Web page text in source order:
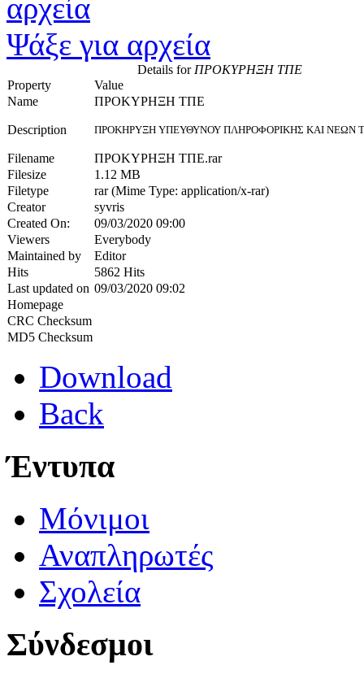
Ψάξε για αρχεία
Details forΠΡΟΚΥΡΗΞΗ ΤΠΕ
Property
Value
Name
ΠΡΟΚΥΡΗΞΗ ΤΠΕ
Description ΠΡΟΚΗΡΥΞΗ ΥΠΕΥΘΥΝΟΥ ΠΛΗΡΟΦΟΡΙΚΗΣ ΚΑΙ ΝΕΩΝ
Filename
ΠΡΟΚΥΡΗΞΗ ΤΠΕ.rar
Filesize
1.12 MB
Filetype
rar (Mime Type: application/x-rar)
Creator
syvris
Created On:
09/03/2020 09:00
Viewers
Everybody
Maintained by
Editor
Hits
5862 Hits
Last updated on 09/03/2020 09:02
Homepage
CRC Checksum
MD5 Checksum
Download
Back
Έντυπα
Μόνιμοι
Αναπληρωτές
Σχολεία
Σύνδεσμοι